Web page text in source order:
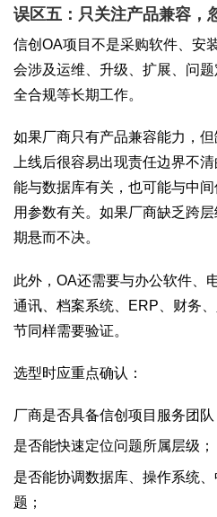
误区五：只关注产品兼容，
信创OA项目不是采购软件、安
会涉及运维、升级、扩展、问
全合规等长期工作。
如果厂商只有产品兼容能力，
上线后很容易出现责任边界不
能与数据库有关，也可能与中
用参数有关。如果厂商缺乏跨
期悬而不决。
此外，OA还需要与办公软件、
通讯、档案系统、ERP、财务
节同样需要验证。
选型时应重点确认：
厂商是否具备信创项目服务团队
是否能快速定位问题所属层级；
是否能协调数据库、操作系统
题；